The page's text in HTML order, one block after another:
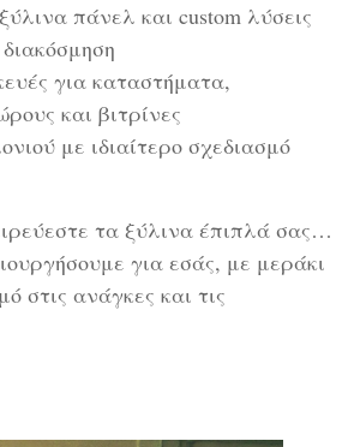
πάνελ και custom λύσεις
για καταστήματα,
και βιτρίνες
με ιδιαίτερο σχεδιασμό
τα ξύλινα έπιπλά σας…
για εσάς, με μεράκι
στις ανάγκες και τις